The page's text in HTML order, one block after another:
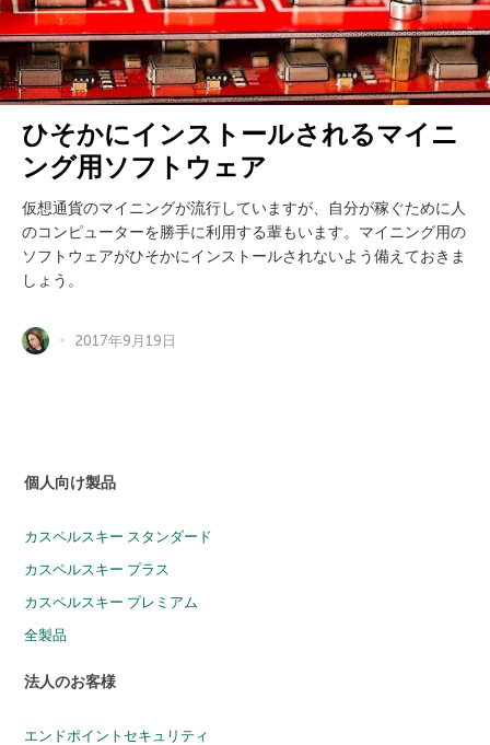
ひそかにインストールされるマイニ
ング用ソフトウェア
仮想通貨のマイニングが流行していますが、自分が稼ぐために人
のコンピューターを勝手に利用する輩もいます。マイニング用の
ソフトウェアがひそかにインストールされないよう備えておきま
しょう。
2017年9月19日
個人向け製品
カスペルスキー スタンダード
カスペルスキー プラス
カスペルスキー プレミアム
全製品
法人のお客様
エンドポイントセキュリティ